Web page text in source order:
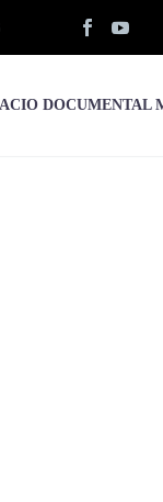
DOCUMENTAL